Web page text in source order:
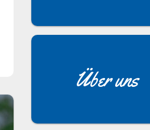
Über uns